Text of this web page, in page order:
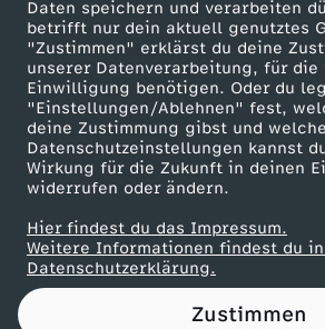
Daten speichern und verarbeiten
betrifft nur dein aktuell genutztes
"Zustimmen" erklärst du deine
unserer Datenverarbeitung, für die
Einwilligung benötigen. Oder du
"Einstellungen/Ablehnen" fest,
deine Zustimmung gibst und
Datenschutzeinstellungen kannst
Wirkung für die Zukunft in deinen
widerrufen oder ändern.
Hier findest du das Impressum.
Weitere Informationen findest du
Datenschutzerklärung.
Zustimmen
!
W
a
r
u
m
Werbefernsehen
Mainzelmännchen
Partner